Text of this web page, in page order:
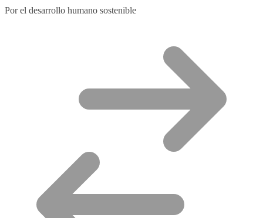
Por el desarrollo humano sostenible